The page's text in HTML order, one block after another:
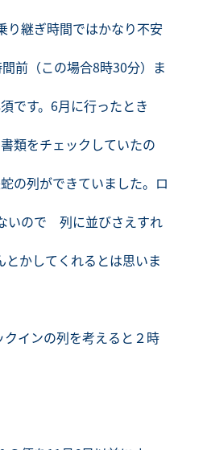
り継ぎ時間ではかなり不安
前（この場合8時30分）ま
です。6月に行ったとき
類をチェックしていたの
の列ができていました。ロ
いので 列に並びさえすれ
かしてくれるとは思いま
インの列を考えると２時